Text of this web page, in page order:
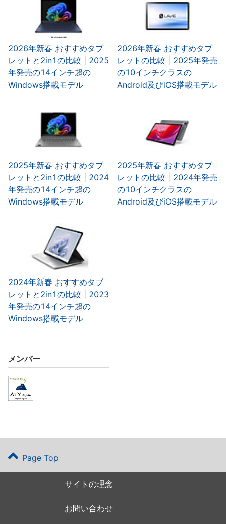
2026年新春 おすすめタブ
レットと2in1の比較 | 2025
年発売の14インチ超の
Windows搭載モデル
2026年新春 おすすめタブ
レットの比較 | 2025年発売
の10インチクラスの
Android及びiOS搭載モデル
2025年新春 おすすめタブ
レットと2in1の比較 | 2024
年発売の14インチ超の
Windows搭載モデル
2025年新春 おすすめタブ
レットの比較 | 2024年発売
の10インチクラスの
Android及びiOS搭載モデル
2024年新春 おすすめタブ
レットと2in1の比較 | 2023
年発売の14インチ超の
Windows搭載モデル
メンバー
Page Top
サイトの理念
お問い合わせ